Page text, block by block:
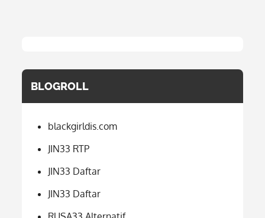
BLOGROLL
blackgirldis.com
JIN33 RTP
JIN33 Daftar
JIN33 Daftar